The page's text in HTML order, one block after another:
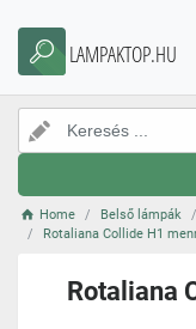
LAMPAKTOP.HU
Home Belső lámpák
Rotaliana Collide H1
Rotaliana